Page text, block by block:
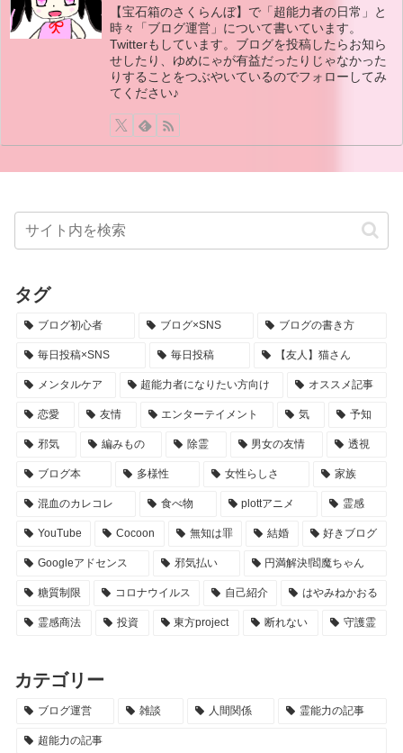
【宝石箱のさくらんぼ】で「超能力者の日常」と
時々「ブログ運営」について書いています。
Twitterもしています。ブログを投稿したらお知ら
せしたり、ゆめにゃが有益だったりじゃなかった
りすることをつぶやいているのでフォローしてみ
てください♪
タグ
ブログ初心者 ブログ×SNS ブログの書き方
毎日投稿×SNS 毎日投稿 【友人】猫さん
メンタルケア 超能力者になりたい方向け オススメ記事
恋愛 友情 エンターテイメント 気 予知
邪気 編みもの 除霊 男女の友情 透視
ブログ本 多様性 女性らしさ 家族
混血のカレコレ 食べ物 plottアニメ 霊感
YouTube Cocoon 無知は罪 結婚 好きブログ
Googleアドセンス 邪気払い 円満解決!閻魔ちゃん
糖質制限 コロナウイルス 自己紹介 はやみねかおる
霊感商法 投資 東方project 断れない 守護霊
カテゴリー
ブログ運営 雑談 人間関係 霊能力の記事
超能力の記事